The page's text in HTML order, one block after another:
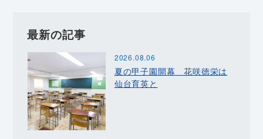
最新の記事
2026.08.06
夏の甲子園開幕 花咲徳栄は
仙台育英と